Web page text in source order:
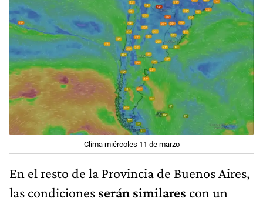
Clima miércoles 11 de marzo
En el resto de la Provincia de Buenos Aires,
las condiciones serán similares con un